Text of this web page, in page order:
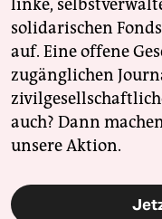
linke,
solidarischen
auf. Eine offene
zugänglichen
auch? Dann
unsere Aktion.